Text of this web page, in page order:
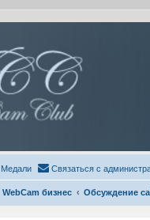
Медали Связаться с
WebCam бизнес Обсуждение